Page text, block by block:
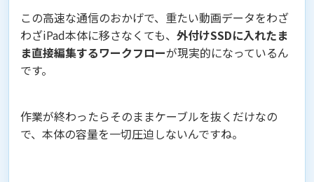
この高速な通信のおかげで、重たい動画データをわざ
わざiPad本体に移さなくても、 外付けSSDに入れたま
ま直接編集するワークフローが現実的になっているん
です。
作業が終わったらそのままケーブルを抜くだけなの
で、本体の容量を一切圧迫しないんですね。